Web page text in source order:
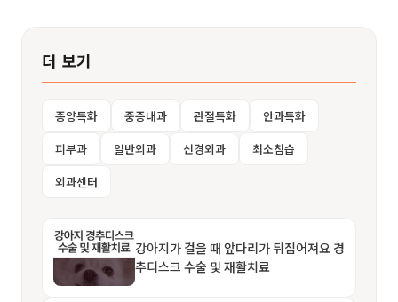
더 보기
종양특화 중증내과 관절특화
안과특화
피부과
일반외과 신경외과
최소침습
외과센터
강아지가 걸을 때 앞다리가 뒤집어져요 경
추디스크 수술 및 재활치료